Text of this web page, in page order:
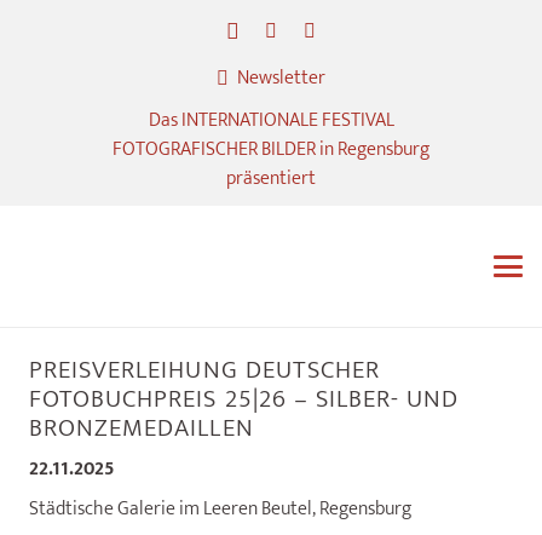
Newsletter
Das INTERNATIONALE FESTIVAL
FOTOGRAFISCHER BILDER in Regensburg
präsentiert
PREISVERLEIHUNG DEUTSCHER
FOTOBUCHPREIS 25|26 – SILBER- UND
BRONZEMEDAILLEN
22.11.2025
Städtische Galerie im Leeren Beutel, Regensburg